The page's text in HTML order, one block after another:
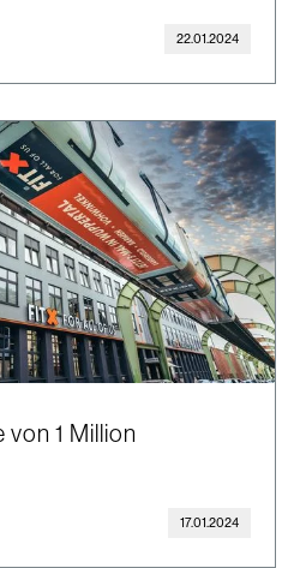
22.01.2024
1 Million
17.01.2024